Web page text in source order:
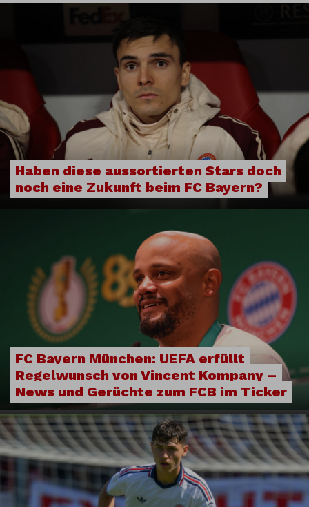
Haben diese aussortierten Stars doch
noch eine Zukunft beim FC Bayern?
FC Bayern München: UEFA erfüllt
Regelwunsch von Vincent Kompany –
News und Gerüchte zum FCB im Ticker